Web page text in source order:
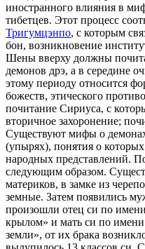
иностранного влияния в
тибетцев. Этот процесс
Тригумцэнпо, с которым
бон, возникновение
Шены вверху должны
демонов дрэ, а в середине
этому периоду относится
божеств, этического
почитание Сириуса, с
вторичное захоронение;
Существуют мифы о
(упырях), понятия о
народных представлений.
следующим образом.
материков, в замке из
земные. Затем появились
произошли отец си по
крылом» и мать си по
земли», от их брака